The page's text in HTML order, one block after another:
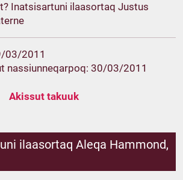
Inatsisartuni ilaasortaq Justus
03/2011
nassiunneqarpoq: 30/03/2011
Akissut takuuk
ilaasortaq Aleqa Hammond,